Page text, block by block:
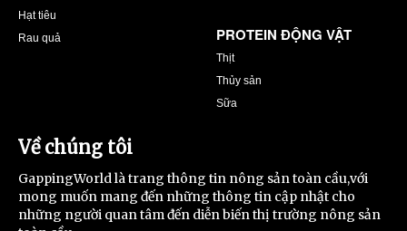
Hạt tiêu
Rau quả
PROTEIN ĐỘNG VẬT
Thịt
Thủy sản
Sữa
Về chúng tôi
GappingWorld là trang thông tin nông sản toàn cầu,với
mong muốn mang đến những thông tin cập nhật cho
những người quan tâm đến diễn biến thị trường nông sản